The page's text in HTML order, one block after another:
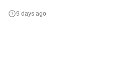
も人も好きだから、その強みを活かして
9 days ago